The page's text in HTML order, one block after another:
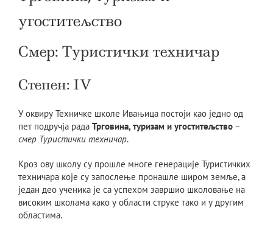
угоститељство
Смер: Туристички техничар
Степен: IV
У оквиру Техничке школе Ивањица постоји као једно од
пет подручја рада Трговина, туризам и угоститељство –
смер Туристички техничар.
Кроз ову школу су прошле многе генерације Туристичких
техничара које су запослење пронашле широм земље, а
један део ученика је са успехом завршио школовање на
високим школама како у области струке тако и у другим
областима.